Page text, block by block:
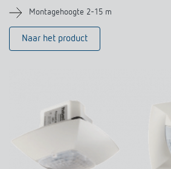
Montagehoogte 2-15 m
Naar het product